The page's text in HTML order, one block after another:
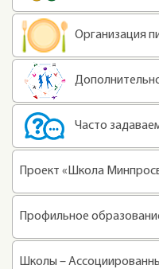
Организация
Часто
Проект «Школа
Профильное
Школы –